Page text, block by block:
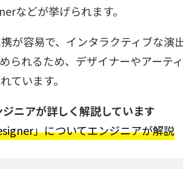
などが挙げられます。
が容易で、インタラクティブな演
られるため、デザイナーやアーテ
ています。
ニアが詳しく解説しています
」についてエンジニアが解説